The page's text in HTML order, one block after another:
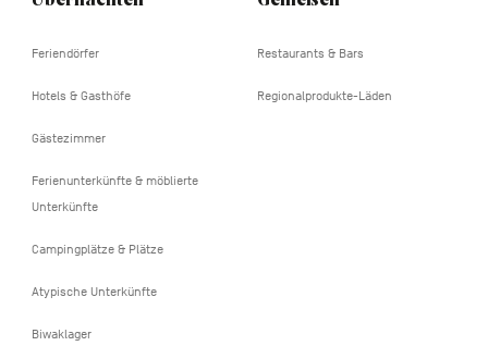
Feriendörfer
Hotels & Gasthöfe
Gästezimmer
Ferienunterkünfte & möblierte
Unterkünfte
Campingplätze & Plätze
Atypische Unterkünfte
Biwaklager
Restaurants & Bars
Regionalprodukte-Läden